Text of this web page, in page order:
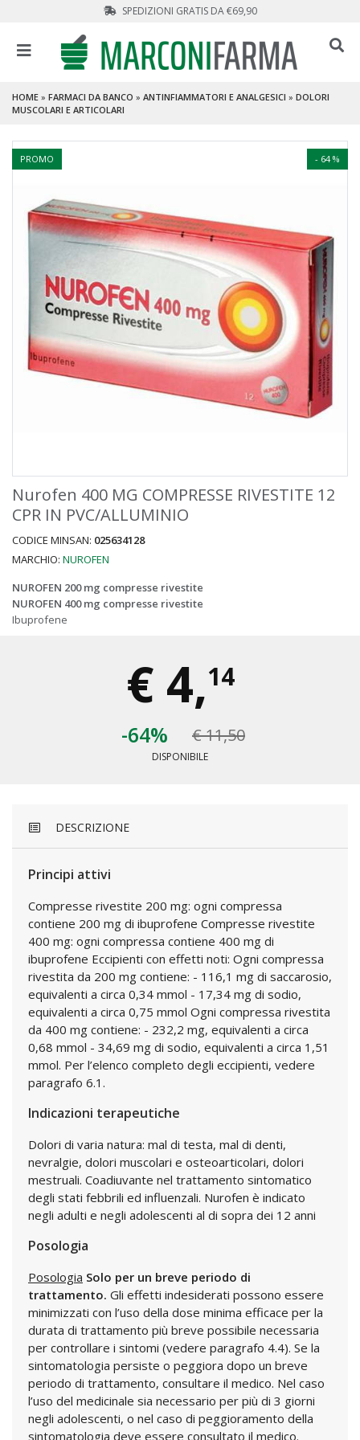
SPEDIZIONI GRATIS DA €69,90
HOME » FARMACI DA BANCO » ANTINFIAMMATORI E ANALGESICI » DOLORI
MUSCOLARI E ARTICOLARI
- 64 %
PROMO
Nurofen 400 MG COMPRESSE RIVESTITE 12
CPR IN PVC/ALLUMINIO
CODICE MINSAN: 025634128
MARCHIO: NUROFEN
NUROFEN 200 mg compresse rivestite
NUROFEN 400 mg compresse rivestite
Ibuprofene
€ 4,14
-64% € 11,50
DISPONIBILE
DESCRIZIONE
Principi attivi
Compresse rivestite 200 mg: ogni compressa
contiene 200 mg di ibuprofene Compresse rivestite
400 mg: ogni compressa contiene 400 mg di
ibuprofene Eccipienti con effetti noti: Ogni compressa
rivestita da 200 mg contiene: - 116,1 mg di saccarosio,
equivalenti a circa 0,34 mmol - 17,34 mg di sodio,
equivalenti a circa 0,75 mmol Ogni compressa rivestita
da 400 mg contiene: - 232,2 mg, equivalenti a circa
0,68 mmol - 34,69 mg di sodio, equivalenti a circa 1,51
mmol. Per l’elenco completo degli eccipienti, vedere
paragrafo 6.1.
Indicazioni terapeutiche
Dolori di varia natura: mal di testa, mal di denti,
nevralgie, dolori muscolari e osteoarticolari, dolori
mestruali. Coadiuvante nel trattamento sintomatico
degli stati febbrili ed influenzali. Nurofen è indicato
negli adulti e negli adolescenti al di sopra dei 12 anni
Posologia
Posologia Solo per un breve periodo di
trattamento. Gli effetti indesiderati possono essere
minimizzati con l’uso della dose minima efficace per la
durata di trattamento più breve possibile necessaria
per controllare i sintomi (vedere paragrafo 4.4). Se la
sintomatologia persiste o peggiora dopo un breve
periodo di trattamento, consultare il medico. Nel caso
l’uso del medicinale sia necessario per più di 3 giorni
negli adolescenti, o nel caso di peggioramento della
sintomatologia deve essere consultato il medico.